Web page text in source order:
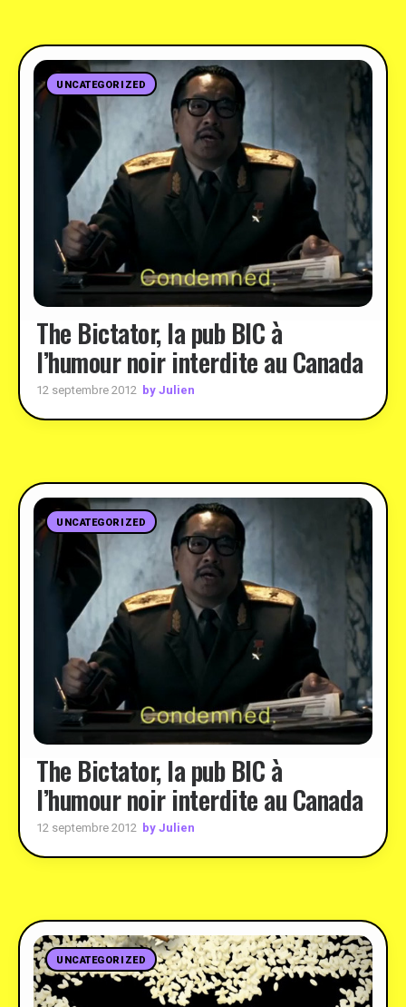
UNCATEGORIZED
The Bictator, la pub BIC à
l’humour noir interdite au Canada
12 septembre 2012 by Julien
UNCATEGORIZED
The Bictator, la pub BIC à
l’humour noir interdite au Canada
12 septembre 2012 by Julien
UNCATEGORIZED